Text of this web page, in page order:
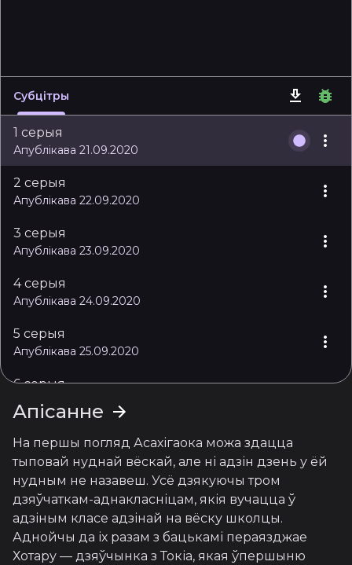
Субцітры
1 серыя
Апублікава 21.09.2020
2 серыя
Апублікава 22.09.2020
3 серыя
Апублікава 23.09.2020
4 серыя
Апублікава 24.09.2020
5 серыя
Апублікава 25.09.2020
6 серыя
Апублікава 26.09.2020
7 серыя
Апублікава 27.09.2020
8 серыя
Апублікава 28.09.2020
9 серыя
Апублікава 29.09.2020
Апісанне
На першы погляд Асахігаока можа здацца
тыповай нуднай вёскай, але ні адзін дзень у ёй
нудным не назавеш. Усё дзякуючы тром
дзяўчаткам-аднакласніцам, якія вучацца ў
адзіным класе адзінай на вёску школцы.
Аднойчы да іх разам з бацькамі пераязджае
Хотару — дзяўчынка з Токіа, якая ўпершыню